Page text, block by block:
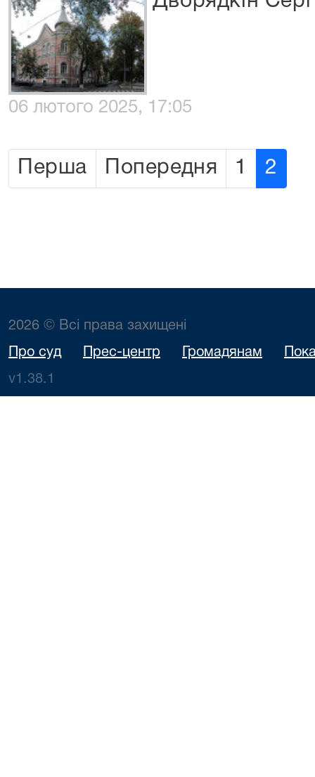
06 лютого 2025, 17:05
Перша Попередня 1 2
2026 © Всі права захищені
Про суд Прес-центр Громадянам
v1.38.1